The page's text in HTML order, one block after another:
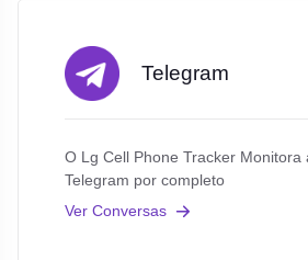
Telegram
O Lg Cell Phone Tracker Monitora
Telegram por completo
Ver Conversas